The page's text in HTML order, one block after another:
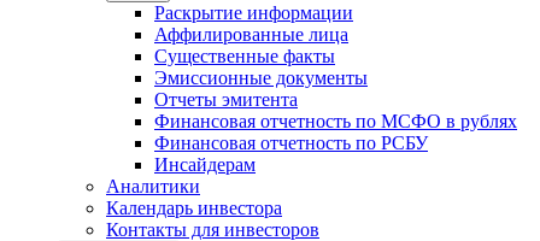
Раскрытие информации
Аффилированные лица
Существенные факты
Эмиссионные документы
Отчеты эмитента
Финансовая отчетность по МСФО в рублях
Финансовая отчетность по РСБУ
Инсайдерам
Аналитики
Календарь инвестора
Контакты для инвесторов